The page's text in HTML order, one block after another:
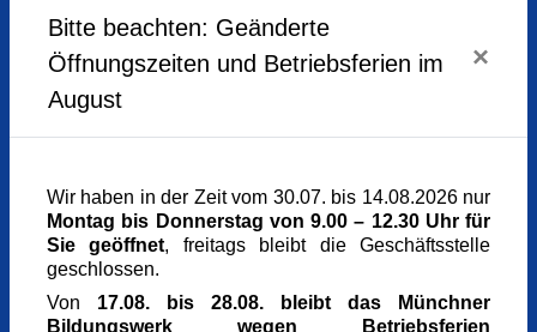
Freitag,
10.07.2026,08.45 - 12.45 Uhr
Montag,
13.07.2026,08.45 - 12.45 Uhr
Dienstag,
14.07.2026,08.45 - 12.45 Uhr
Veranstaltungsort
81829 München
München
Berechtigt
229 €
Kostenbefreit
0,00 €
Bitte beachten: Geänderte
Öffnungszeiten und Betriebsferien im
August
×
Wir haben in der Zeit vom 30.07. bis 14.08.2026 nur
Montag bis Donnerstag von 9.00 – 12.30 Uhr für
Sie geöffnet, freitags bleibt die Geschäftsstelle
geschlossen.
Von 17.08. bis 28.08. bleibt das Münchner
Bildungswerk wegen Betriebsferien